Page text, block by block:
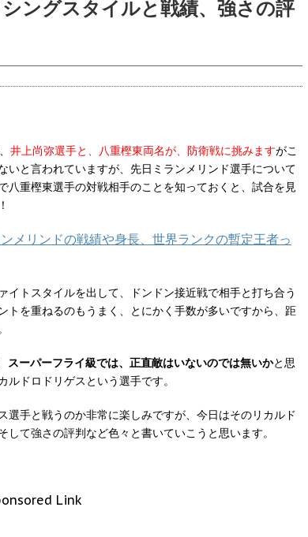
ングスタイルと戦績、強さの評
井上尚弥選手と、八重樫東両名が、防衛戦に挑みますがこ
いと言われていますが、先日ミランメリンド選手について
八重樫東選手の対戦相手のことを知っておくと、試合を見
ンメリンドの戦績や身長、世界ランクの暫定王者っ
トスタイルを出して、ドンドン接近戦で相手と打ち合う
トを重ねるのもうまく、とにかく手数が多いですから、距
スーパーフライ級では、正直敵はいないのでは無いかと思
ドロドリゲスという選手です。
手と戦うのか非常に楽しみですが、今日はそのリカルド
て強さの評判など色々と書いていこうと思います。
Link